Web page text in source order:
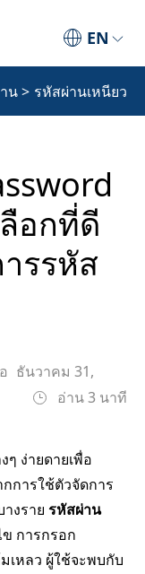
EN
น> รหัสผ่านเหนียว
อกที่ดี
รรหัส
ธันวาคม 31,
อ่าน 3 นาที
ง่ายดายเพื่อ
การใช้ตัวจัดการ
งราย รหัสผ่าน
การกรอก
เหลว ผู้ใช้จะพบกับ